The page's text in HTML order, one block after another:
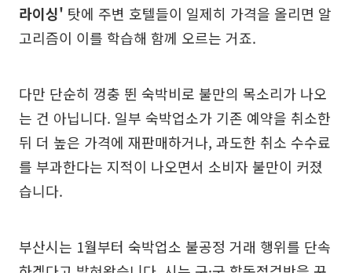
라이싱' 탓에 주변 호텔들이 일제히 가격을 올리면 알
고리즘이 이를 학습해 함께 오르는 거죠.
다만 단순히 껑충 뛴 숙박비로 불만의 목소리가 나오
는 건 아닙니다. 일부 숙박업소가 기존 예약을 취소한
뒤 더 높은 가격에 재판매하거나, 과도한 취소 수수료
를 부과한다는 지적이 나오면서 소비자 불만이 커졌
습니다.
부산시는 1월부터 숙박업소 불공정 거래 행위를 단속